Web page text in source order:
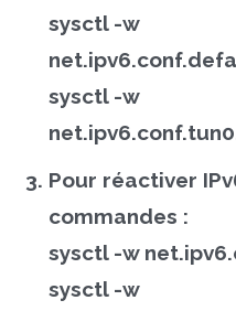
sysctl -w
sysctl -w
Pour réactiver
commandes :
sysctl -w
sysctl -w